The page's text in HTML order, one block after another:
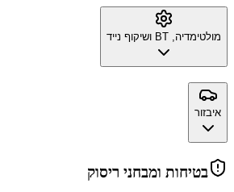
מולטימדיה, BT ושיקוף נייד
איבזור
בטיחות ומבחני ריסוק